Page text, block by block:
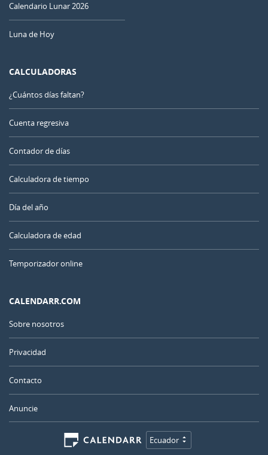
Calendario Lunar 2026
Luna de Hoy
CALCULADORAS
¿Cuántos días faltan?
Cuenta regresiva
Contador de días
Calculadora de tiempo
Día del año
Calculadora de edad
Temporizador online
CALENDARR.COM
Sobre nosotros
Privacidad
Contacto
Anuncie
Ecuador